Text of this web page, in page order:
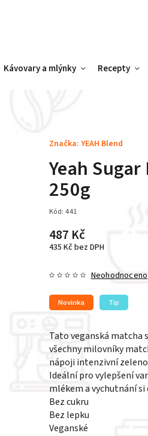
Kávovary a mlýnky Recepty
Yeah
250g
Kód: 441
487 Kč
435 Kč bez DPH
Novinka Tip
Neohodnoceno
Tato veganská matcha
všechny milovníky
nápoji intenzivní
Ideální pro vylepšení
mlékem a vychutnání
Bez cukru
Bez lepku
Veganské
Značka: YEAH Blend